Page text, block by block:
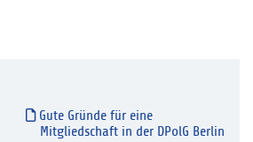
Gute Gründe für eine
Mitgliedschaft in der DPolG Berlin